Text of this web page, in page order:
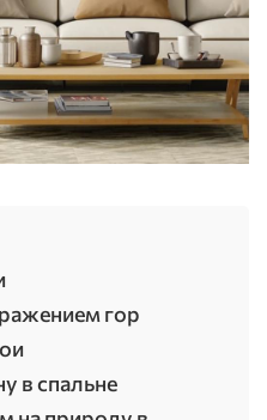
гор
в спальне